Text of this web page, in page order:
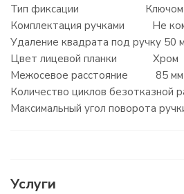
Тип фиксации Ключом
Комплектация ручками Не
Удаление квадрата под ручку 50
Цвет лицевой планки Хром
Межосевое расстояние 85 мм
Количество циклов безотказной
Максимальный угол поворота
Услуги